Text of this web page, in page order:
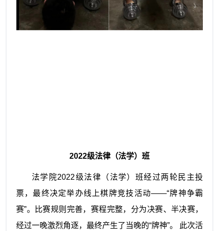
2022级法律（法学）班
法学院2022级法律（法学）班经过两轮民主投
票，最终决定举办线上棋牌竞技活动——“牌神争霸
赛”。比赛规则完善，赛程完整，分为决赛、半决赛，
经过一晚激烈角逐，最终产生了当晚的“牌神”。 此次活